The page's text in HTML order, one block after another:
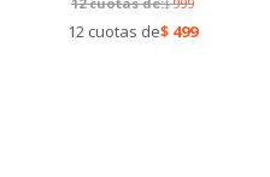
$
12 cuotas de$ 499